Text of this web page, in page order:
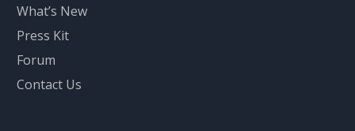
What’s New
Press Kit
Forum
Contact Us